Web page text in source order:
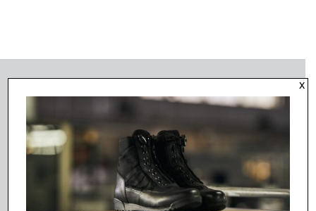
ACQUISTA ONLINE
IL MIO ACCOUNT
LOGIN/REGISTRAZIONE
RETE VENDITA
CERTIFICAZIONI
SCARICA CATALOGO POLICE &
UNIFORM
PRONTO INTERVENTO
SANITARIO
SAFETY
OUTLET
x